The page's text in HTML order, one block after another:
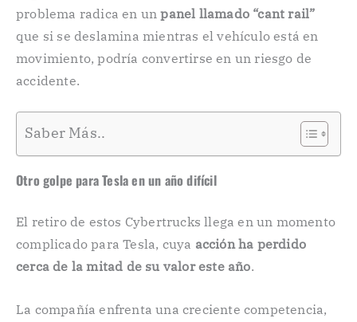
problema radica en unpanel llamado “cant rail”
que si se deslamina mientras el vehículo está en
movimiento, podría convertirse en un riesgo de
accidente.
Saber Más..
Otro golpe para Tesla en un año difícil
El retiro de estos Cybertrucks llega en un momento
complicado para Tesla, cuya acción ha perdido
cerca de la mitad de su valor este año.
La compañía enfrenta una creciente competencia,